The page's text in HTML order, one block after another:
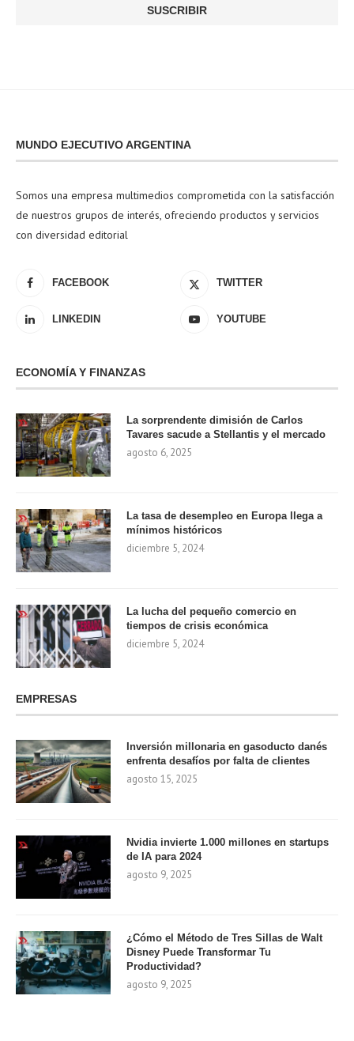
MUNDO EJECUTIVO ARGENTINA
Somos una empresa multimedios comprometida con la satisfacción
de nuestros grupos de interés, ofreciendo productos y servicios
con diversidad editorial
FACEBOOK TWITTER
LINKEDIN YOUTUBE
ECONOMÍA Y FINANZAS
La sorprendente dimisión de Carlos
Tavares sacude a Stellantis y el mercado
agosto 6, 2025
La tasa de desempleo en Europa llega a
mínimos históricos
diciembre 5, 2024
La lucha del pequeño comercio en
tiempos de crisis económica
diciembre 5, 2024
EMPRESAS
Inversión millonaria en gasoducto danés
enfrenta desafíos por falta de clientes
agosto 15, 2025
Nvidia invierte 1.000 millones en startups
de IA para 2024
agosto 9, 2025
¿Cómo el Método de Tres Sillas de Walt
Disney Puede Transformar Tu
Productividad?
agosto 9, 2025